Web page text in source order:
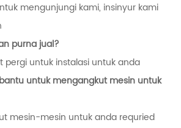
mengunjungi kami, insinyur kami
purna jual?
pergi untuk instalasi untuk anda
untuk mengangkut mesin untuk
mesin-mesin untuk anda requried